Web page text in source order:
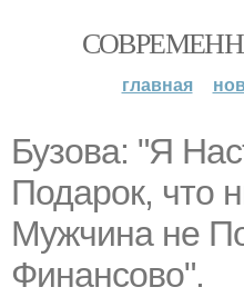
главная
Бузова: "Я
Подaрок, что
Мужчина не
Финансово".